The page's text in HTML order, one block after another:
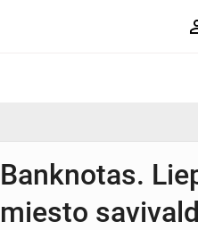
Banknotas.
miesto